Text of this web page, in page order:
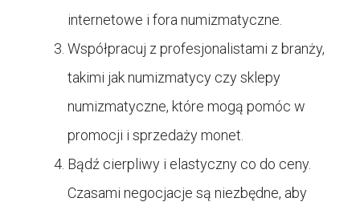
internetowe i fora numizmatyczne.
Współpracuj z profesjonalistami z branży,
takimi jak numizmatycy czy sklepy
numizmatyczne, które mogą pomóc w
promocji i sprzedaży monet.
Bądź cierpliwy i elastyczny co do ceny.
Czasami negocjacje są niezbędne, aby